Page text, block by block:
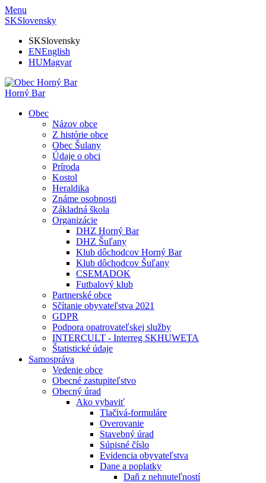
Menu
SKSlovensky
SKSlovensky
ENEnglish
HUMagyar
Horný Bar
Obec
Názov obce
Z histórie obce
Obec Šulany
Údaje o obci
Príroda
Kostol
Heraldika
Známe osobnosti
Základná škola
Organizácie
DHZ Horný Bar
DHZ Šuľany
Klub dôchodcov Horný Bar
Klub dôchodcov Šuľany
CSEMADOK
Futbalový klub
Partnerské obce
Sčítanie obyvateľstva 2021
GDPR
Podpora opatrovateľskej služby
INTERCULT - Interreg SKHUWETA
Štatistické údaje
Samospráva
Vedenie obce
Obecné zastupiteľstvo
Obecný úrad
Ako vybaviť
Tlačivá-formuláre
Overovanie
Stavebný úrad
Súpisné číslo
Evidencia obyvateľstva
Dane a poplatky
Daň z nehnuteľností